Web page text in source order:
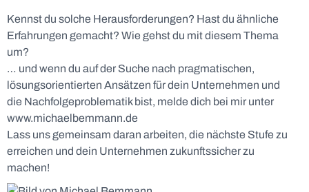
Kennst du solche Herausforderungen? Hast du ähnliche
Erfahrungen gemacht? Wie gehst du mit diesem Thema
um?
… und wenn du auf der Suche nach pragmatischen,
lösungsorientierten Ansätzen für dein Unternehmen und
die Nachfolgeproblematik bist, melde dich bei mir unter
www.michaelbemmann.de
Lass uns gemeinsam daran arbeiten, die nächste Stufe zu
erreichen und dein Unternehmen zukunftssicher zu
machen!